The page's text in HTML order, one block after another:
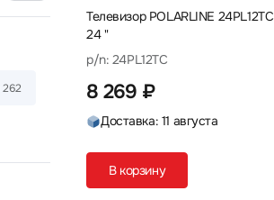
262
Телевизор POLARLINE 24PL12TC
24 "
p/n: 24PL12TC
8 269 ₽
Доставка: 11 августа
В корзину